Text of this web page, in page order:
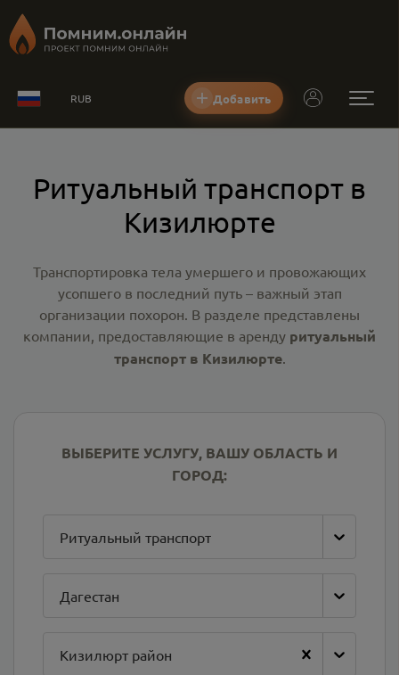
RUB Добавить
Ритуальный транспорт в
Кизилюрте
Транспортировка тела умершего и провожающих
усопшего в последний путь – важный этап
организации похорон. В разделе представлены
компании, предоставляющие в аренду ритуальный
транспорт в Кизилюрте.
ВЫБЕРИТЕ УСЛУГУ, ВАШУ ОБЛАСТЬ И
ГОРОД:
Ритуальный транспорт
Дагестан
Кизилюрт район